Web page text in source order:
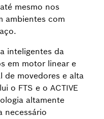
mesmo nos
ambientes com
inteligentes da
em motor linear e
de movedores e alta
o FTS e o ACTIVE
altamente
necessário